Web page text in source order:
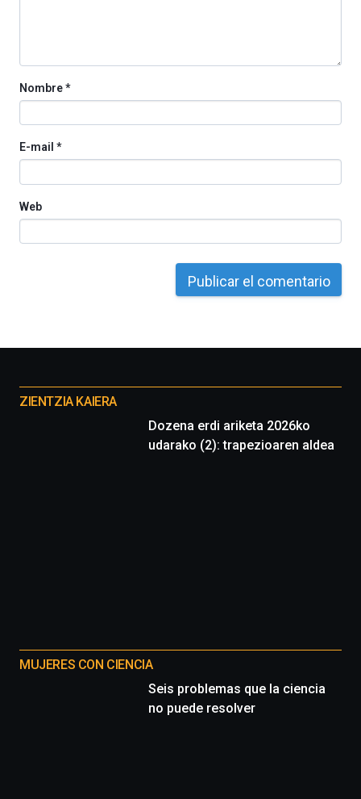
Nombre*
E-mail *
Web
proyectos
ZIENTZIA KAIERA
Dozena erdi ariketa 2026ko
udarako (2): trapezioaren aldea
MUJERES CON CIENCIA
Seis problemas que la ciencia
no puede resolver